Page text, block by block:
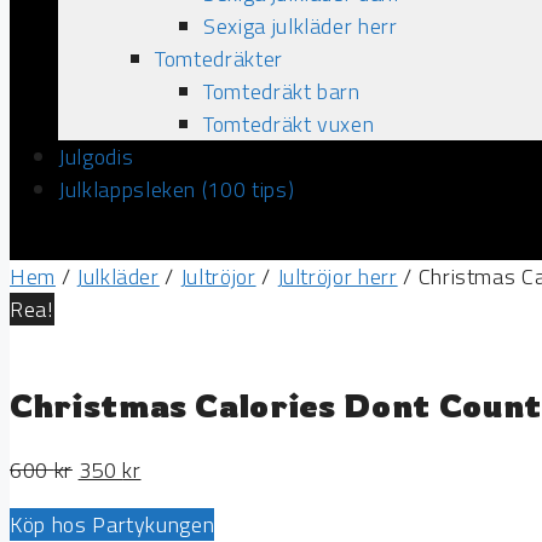
Sexiga julkläder herr
Tomtedräkter
Tomtedräkt barn
Tomtedräkt vuxen
Julgodis
Julklappsleken (100 tips)
Hem / Julkläder/ Jultröjor/ Jultröjor herr/ Christmas
Rea!
Christmas Calories Dont
600kr 350kr
Köp hos Partykungen